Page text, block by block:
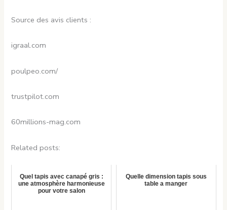
Source des avis clients :
igraal.com
poulpeo.com/
trustpilot.com
60millions-mag.com
Related posts:
Quel tapis avec canapé gris :
une atmosphère harmonieuse
pour votre salon
Quelle dimension tapis sous
table a manger